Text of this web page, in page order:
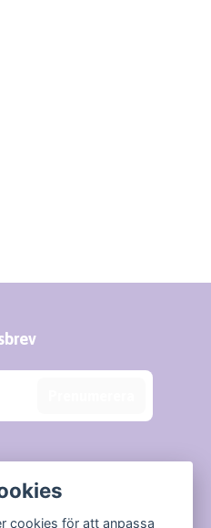
cookies för att anpassa